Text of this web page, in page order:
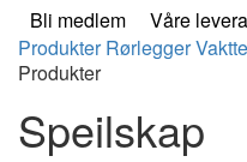
Bli medlem
Våre
ProdukterRørlegger
Produkter
Speilskap